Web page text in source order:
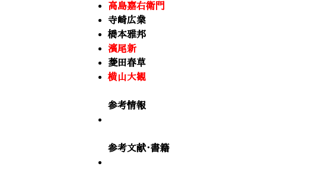
高島嘉右衛門
寺崎広業
橋本雅邦
濱尾新
菱田春草
横山大観
参考情報
参考文献・書籍